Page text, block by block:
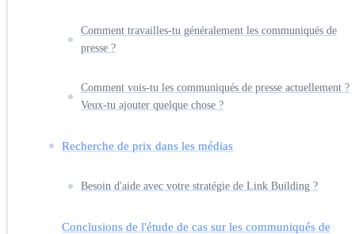
Comment travailles-tu généralement les communiqués de
presse ?
Comment vois-tu les communiqués de presse actuellement ?
Veux-tu ajouter quelque chose ?
Recherche de prix dans les médias
Besoin d'aide avec votre stratégie de Link Building ?
Conclusions de l'étude de cas sur les communiqués de